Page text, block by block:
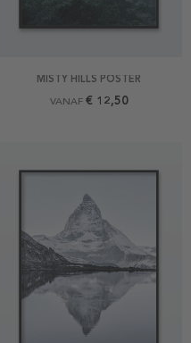
MISTY HILLS POSTER
VANAF € 12,50